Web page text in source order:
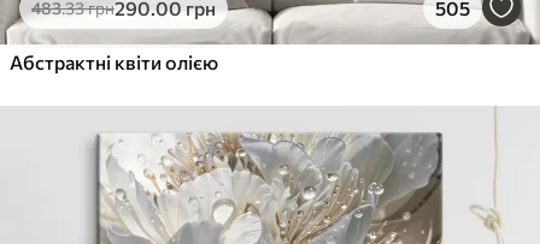
483.33грн290.00грн 505
Абстрактні квіти олією